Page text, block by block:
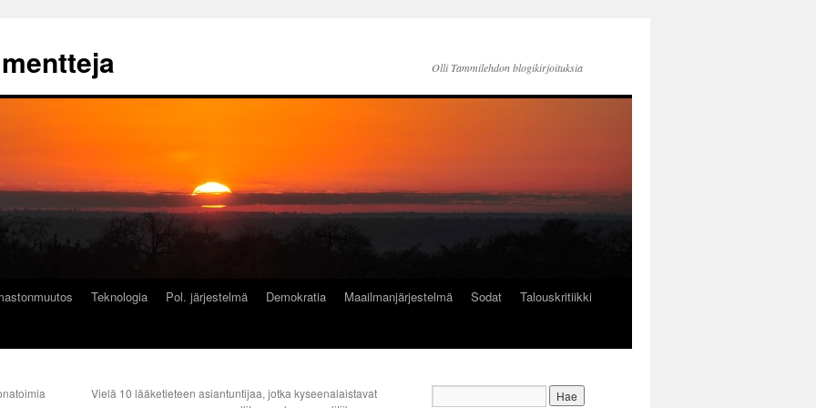
Olli Tammilehdon blogikirjoituksia
Teknologia Pol. järjestelmä Demokratia Maailmanjärjestelmä Sodat
Talouskritiikki
Vielä 10 lääketieteen asiantuntijaa, jotka kyseenalaistavat